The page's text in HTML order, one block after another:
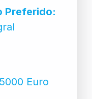
Preferido:
5000 Euro